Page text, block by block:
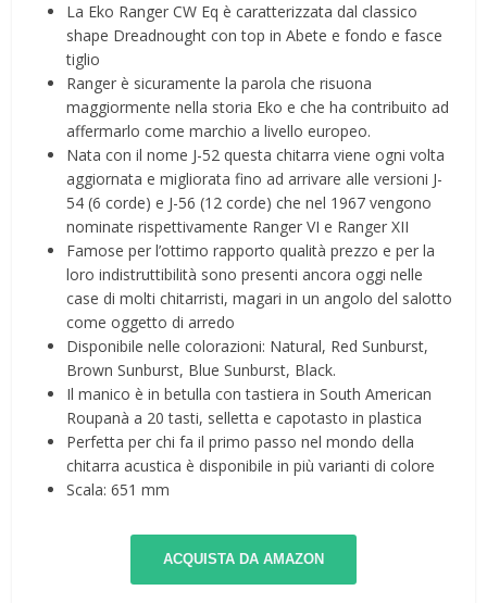
La Eko Ranger CW Eq è caratterizzata dal classico
shape Dreadnought con top in Abete e fondo e fasce
tiglio
Ranger è sicuramente la parola che risuona
maggiormente nella storia Eko e che ha contribuito ad
affermarlo come marchio a livello europeo.
Nata con il nome J-52 questa chitarra viene ogni volta
aggiornata e migliorata fino ad arrivare alle versioni J-
54 (6 corde) e J-56 (12 corde) che nel 1967 vengono
nominate rispettivamente Ranger VI e Ranger XII
Famose per l’ottimo rapporto qualità prezzo e per la
loro indistruttibilità sono presenti ancora oggi nelle
case di molti chitarristi, magari in un angolo del salotto
come oggetto di arredo
Disponibile nelle colorazioni: Natural, Red Sunburst,
Brown Sunburst, Blue Sunburst, Black.
Il manico è in betulla con tastiera in South American
Roupanà a 20 tasti, selletta e capotasto in plastica
Perfetta per chi fa il primo passo nel mondo della
chitarra acustica è disponibile in più varianti di colore
Scala: 651 mm
ACQUISTA DA AMAZON